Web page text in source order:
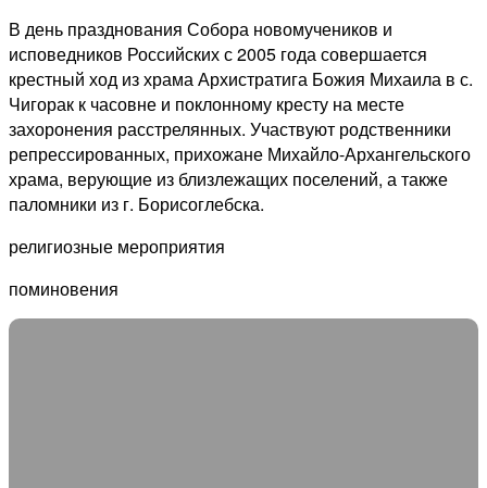
В день празднования Собора новомучеников и
исповедников Российских с 2005 года совершается
крестный ход из храма Архистратига Божия Михаила в с.
Чигорак к часовне и поклонному кресту на месте
захоронения расстрелянных. Участвуют родственники
репрессированных, прихожане Михайло-Архангельского
храма, верующие из близлежащих поселений, а также
паломники из г. Борисоглебска.
религиозные мероприятия
поминовения